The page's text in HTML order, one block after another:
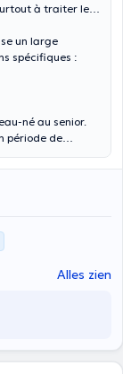
à traiter leur
un large
spécifiques :
né au senior.
période de
Alles zien